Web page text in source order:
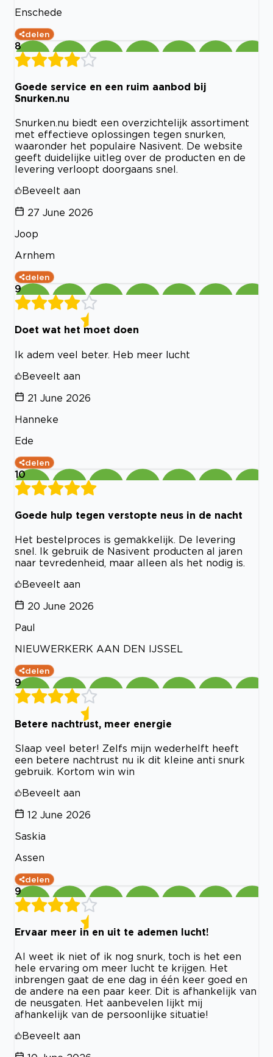
Enschede
delen
8
Goede service en een ruim aanbod bij
Snurken.nu
Snurken.nu biedt een overzichtelijk assortiment
met effectieve oplossingen tegen snurken,
waaronder het populaire Nasivent. De website
geeft duidelijke uitleg over de producten en de
levering verloopt doorgaans snel.
Beveelt aan
27 June 2026
Joop
Arnhem
delen
9
Doet wat het moet doen
Ik adem veel beter. Heb meer lucht
Beveelt aan
21 June 2026
Hanneke
Ede
delen
10
Goede hulp tegen verstopte neus in de nacht
Het bestelproces is gemakkelijk. De levering
snel. Ik gebruik de Nasivent producten al jaren
naar tevredenheid, maar alleen als het nodig is.
Beveelt aan
20 June 2026
Paul
NIEUWERKERK AAN DEN IJSSEL
delen
9
Betere nachtrust, meer energie
Slaap veel beter! Zelfs mijn wederhelft heeft
een betere nachtrust nu ik dit kleine anti snurk
gebruik. Kortom win win
Beveelt aan
12 June 2026
Saskia
Assen
delen
9
Ervaar meer in en uit te ademen lucht!
Al weet ik niet of ik nog snurk, toch is het een
hele ervaring om meer lucht te krijgen. Het
inbrengen gaat de ene dag in één keer goed en
de andere na een paar keer. Dit is afhankelijk van
de neusgaten. Het aanbevelen lijkt mij
afhankelijk van de persoonlijke situatie!
Beveelt aan